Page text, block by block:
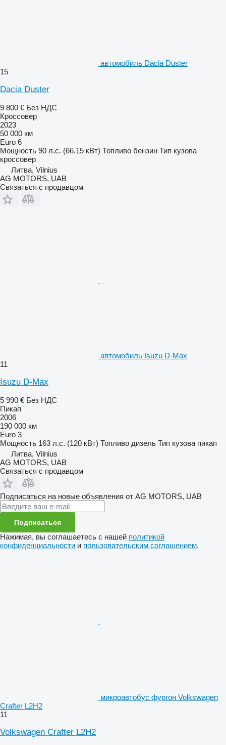
автомобиль Dacia Duster
15
Dacia Duster
9 800 € Без НДС
Кроссовер
2023
50 000 км
Euro 6
Мощность 90 л.с. (66.15 кВт) Топливо бензин Тип кузова
кроссовер
Литва, Vilnius
AG MOTORS, UAB
Связаться с продавцом
автомобиль Isuzu D-Max
11
Isuzu D-Max
5 990 € Без НДС
Пикап
2006
190 000 км
Euro 3
Мощность 163 л.с. (120 кВт) Топливо дизель Тип кузова пикап
Литва, Vilnius
AG MOTORS, UAB
Связаться с продавцом
Подписаться на новые объявления от AG MOTORS, UAB
Подписаться
Нажимая, вы соглашаетесь с нашей политикой
конфиденциальности и пользовательским соглашением.
микроавтобус фургон Volkswagen
Crafter L2H2
11
Volkswagen Crafter L2H2